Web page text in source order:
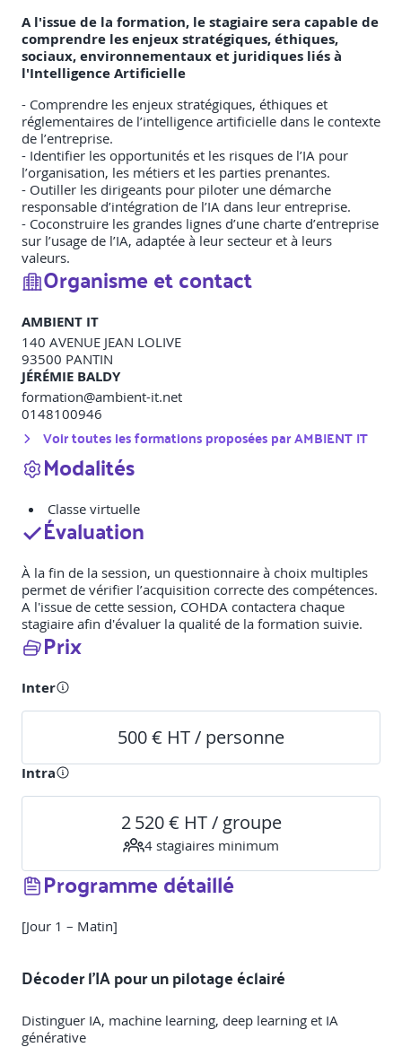
A l'issue de la formation, le stagiaire sera capable de
comprendre les enjeux stratégiques, éthiques,
sociaux, environnementaux et juridiques liés à
l'Intelligence Artificielle
- Comprendre les enjeux stratégiques, éthiques et
réglementaires de l’intelligence artificielle dans le contexte
de l’entreprise.
- Identifier les opportunités et les risques de l’IA pour
l’organisation, les métiers et les parties prenantes.
- Outiller les dirigeants pour piloter une démarche
responsable d’intégration de l’IA dans leur entreprise.
- Coconstruire les grandes lignes d’une charte d’entreprise
sur l’usage de l’IA, adaptée à leur secteur et à leurs
valeurs.
Organisme et contact
AMBIENT IT
140 AVENUE JEAN LOLIVE
93500 PANTIN
JÉRÉMIE BALDY
formation@ambient-it.net
0148100946
Voir toutes les formations proposées parAMBIENT IT
Modalités
Classe virtuelle
Évaluation
À la fin de la session, un questionnaire à choix multiples
permet de vérifier l’acquisition correcte des compétences.
A l'issue de cette session, COHDA contactera chaque
stagiaire afin d'évaluer la qualité de la formation suivie.
Prix
Inter
500 € HT / personne
Intra
2 520 € HT / groupe
4 stagiaires minimum
Programme détaillé
[Jour 1 – Matin]
Décoder l’IA pour un pilotage éclairé
Distinguer IA, machine learning, deep learning et IA
générative